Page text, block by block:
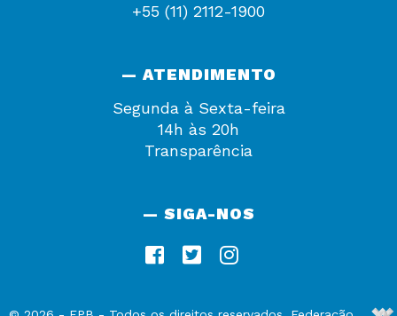
+55 (11) 2112-1900
— ATENDIMENTO
Segunda à Sexta-feira
14h às 20h
Transparência
— SIGA-NOS